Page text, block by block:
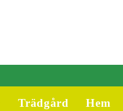
Trädgård Hem